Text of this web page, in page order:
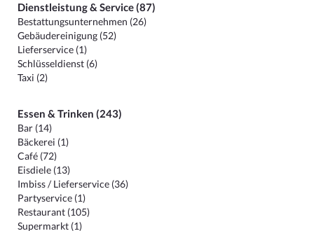
Dienstleistung & Service (87)
Bestattungsunternehmen (26)
Gebäudereinigung (52)
Lieferservice (1)
Schlüsseldienst (6)
Taxi (2)
Essen & Trinken (243)
Bar (14)
Bäckerei (1)
Café (72)
Eisdiele (13)
Imbiss / Lieferservice (36)
Partyservice (1)
Restaurant (105)
Supermarkt (1)